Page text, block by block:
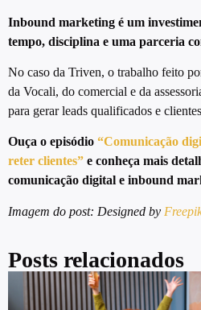
Inbound marketing é um
tempo, disciplina e uma parceria
No caso da Triven, o trabalho feito
da Vocali, do comercial e da
para gerar leads qualificados e
Ouça o episódio “Comunicação
reter clientes” e conheça mais
comunicação digital e inbound
Imagem do post: Designed by
Posts relacionados